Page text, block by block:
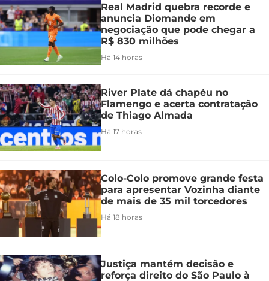
Real Madrid quebra recorde e
anuncia Diomande em
negociação que pode chegar a
R$ 830 milhões
Há 14 horas
River Plate dá chapéu no
Flamengo e acerta contratação
de Thiago Almada
Há 17 horas
Colo-Colo promove grande festa
para apresentar Vozinha diante
de mais de 35 mil torcedores
Há 18 horas
Justiça mantém decisão e
reforça direito do São Paulo à